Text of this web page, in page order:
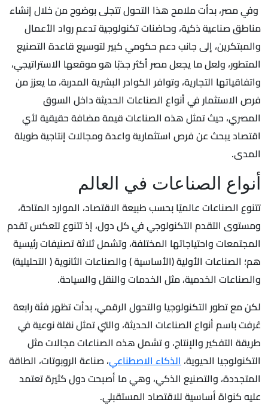
وفي مصر، بدأت ملامح هذا التحول تتجلى بوضوح من خلال إنشاء
مناطق صناعية ذكية، وحاضنات تكنولوجية تدعم رواد الأعمال
والمبتكرين، إلى جانب دعم حكومي كبير لتوسيع قاعدة التصنيع
المتطور، ولعل ما يجعل مصر أكثر جذبًا هو موقعها الاستراتيجي،
واتفاقياتها التجارية، وتوافر الكوادر البشرية المدربة، ما يعزز من
فرص الاستثمار في أنواع الصناعات الحديثة داخل السوق
المصري، حيث تمثل هذه الصناعات قيمة مضافة حقيقية لأي
اقتصاد يبحث عن فرص استثمارية واعدة ومجالات إنتاجية طويلة
المدى.
أنواع الصناعات في العالم
تتنوع الصناعات عالميًا بحسب طبيعة الاقتصاد، الموارد المتاحة،
ومستوى التقدم التكنولوجي في كل دول، إذ تتنوع لتعكس تقدم
المجتمعات واحتياجاتها المختلفة، وتشمل ثلاثة تصنيفات رئيسية
هم؛ الصناعات الأولية (الأساسية ) والصناعات الثانوية ( التحليلية)
والصناعات الخدمية، مثل الخدمات والنقل والسياحة.
لكن مع تطور التكنولوجيا والتحول الرقمي، بدأت تظهر فئة رابعة
عُرفت باسم أنواع الصناعات الحديثة، والتي تمثل نقلة نوعية في
طريقة التفكير والإنتاج، و تشمل هذه الصناعات مجالات مثل
التكنولوجيا الحيوية،الذكاء الاصطناعي، صناعة الروبوتات، الطاقة
المتجددة، والتصنيع الذكي، وهي ما أصبحت دول كثيرة تعتمد
عليه كنواة أساسية للاقتصاد المستقبلي.